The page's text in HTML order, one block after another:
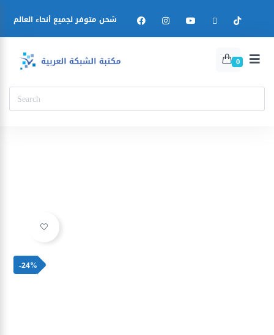
شحن متوفر لجميع أنحاء العالم
0
Ajouter à la liste d’envies
-24%